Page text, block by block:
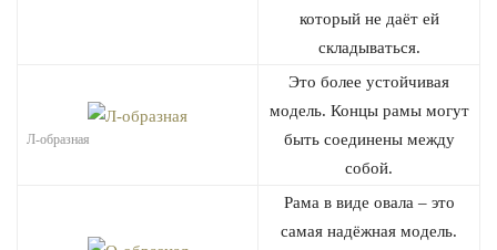
который не даёт ей
складываться.
Л-образная
Это более устойчивая
модель. Концы рамы могут
быть соединены между
собой.
Рама в виде овала – это
самая надёжная модель.